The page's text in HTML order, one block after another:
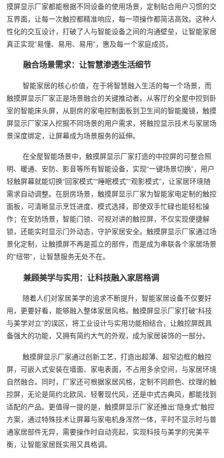
摸屏显示厂家都能根据不同设备的使用场景，定制贴合用户习惯的交
互界面，让每一次触控都精准响应，每一项操作都简洁高效。这种人
性化的交互设计，打破了人与智能设备之间的沟通壁垒，让智能家居
真正实现“易懂、易用、易用”，惠及每一个家庭成员。
融合场景需求：让智慧渗透生活细节
智能家居的核心价值，在于将智慧融入生活的每一个场景，而
触摸屏显示厂家正是场景融合的关键推动者。从客厅的全屋中控到卧
室的智能床头屏，从厨房的家电控制面板到卫生间的智能魔镜，触摸
屏显示厂家深入挖掘不同场景的用户需求，将触控显示技术与家居场
景深度绑定，让屏幕成为场景服务的延伸。
在全屋智能场景中，触摸屏显示厂家打造的中控屏的可整合照
明、暖通、安防、影音等所有智能设备，实现“一键场景切换”，用户
轻触屏幕就能切换“回家模式”“睡眠模式”“观影模式”，让家居环境随
需求自动调整。在厨房场景，触摸屏显示厂家为智能家电定制的触控
面板，可清晰显示烹饪进度、模式选择，即使双手忙碌也能轻松操
作；在安防场景，智能门锁、可视对讲的触控屏，不仅实现便捷解
锁，还能实时显示门外动态，守护家居安全。触摸屏显示厂家通过场
景化定制，让触摸屏不再是孤立的部件，而是成为串联各个家居场景
的“纽带”，让智慧服务无处不在。
兼顾美学与实用：让科技融入家居格调
随着人们对家居美学的追求不断提升，智能家居设备不仅要好
用，更要好看，能够融入整体家居风格。触摸屏显示厂家打破“科技
与美学对立”的误区，将工业设计与实用功能相结合，让触控屏既具
备强大的功能，又拥有简约大气的外观，成为家居装饰的一部分。
触摸屏显示厂家通过创新工艺，打造出超薄、超窄边框的触控
屏，可嵌入式安装在墙面、家电表面，不占用多余空间，与家居环境
自然融合。同时，厂家还可根据家居风格，定制不同颜色、纹理的触
控屏，无论是简约北欧风、轻奢现代风，还是中式古典风，都能找到
适配的产品。更值得一提的是，触摸屏显示厂家还推出“隐身式”触控
方案，通过特殊技术让屏幕与家电机身浑然一体，平时不显示时与普
通家居部件无异，需要操作时自动亮起，实现科技与美学的完美平
衡，让智能家居既实用又具格调。